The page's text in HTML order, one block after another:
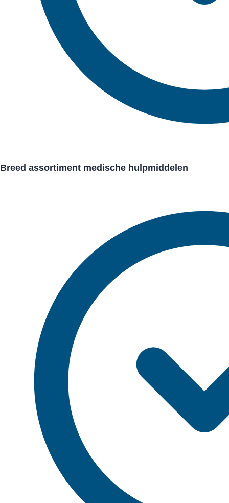
Breed assortiment medische hulpmiddelen